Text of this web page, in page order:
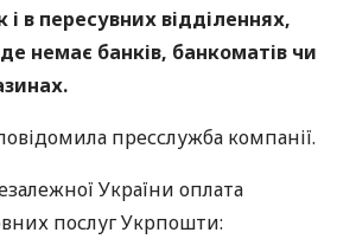
і в пересувних відділеннях,
немає банків, банкоматів чи
пресслужба компанії.
України оплата
послуг Укрпошти: